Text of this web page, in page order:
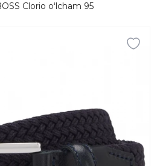
Clorio oʻlcham 95